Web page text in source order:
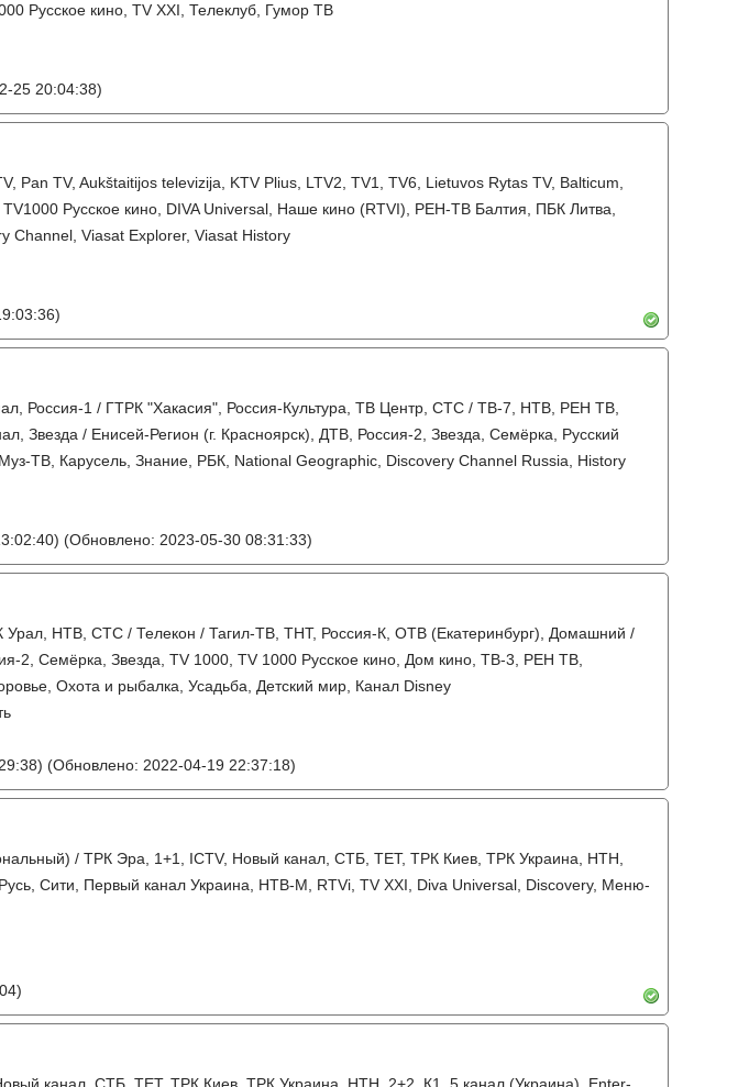
Русское кино, TV XXI, Телеклуб, Гумор ТВ
25 20:04:38)
Pan TV, Aukštaitijos televizija, KTV Plius, LTV2, TV1, TV6, Lietuvos Rytas TV, Balticum,
Русское кино, DIVA Universal, Наше кино (RTVI), РЕН-ТВ Балтия, ПБК Литва,
Viasat Explorer, Viasat History
Россия-1 / ГТРК "Хакасия", Россия-Культура, ТВ Центр, СТС / ТВ-7, НТВ, РЕН ТВ,
Звезда / Енисей-Регион (г. Красноярск), ДТВ, Россия-2, Звезда, Семёрка, Русский
ТВ, Карусель, Знание, РБК, National Geographic, Discovery Channel Russia, History
(Обновлено: 2023-05-30 08:31:33)
Урал, НТВ, СТС / Телекон / Тагил-ТВ, ТНТ, Россия-К, ОТВ (Екатеринбург), Домашний /
2, Семёрка, Звезда, TV 1000, TV 1000 Русское кино, Дом кино, ТВ-3, РЕН ТВ,
Охота и рыбалка, Усадьба, Детский мир, Канал Disney
(Обновлено: 2022-04-19 22:37:18)
/ ТРК Эра, 1+1, ICTV, Новый канал, СТБ, ТЕТ, ТРК Киев, ТРК Украина, НТН,
Сити, Первый канал Украина, НТВ-М, RTVi, TV XXI, Diva Universal, Discovery, Меню-